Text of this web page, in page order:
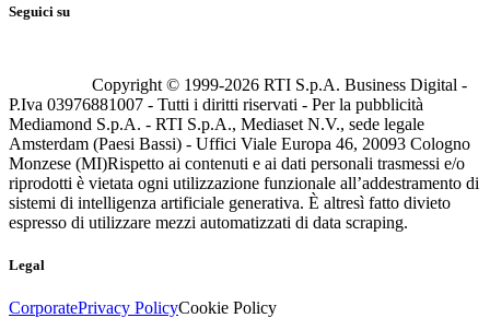
Seguici su
Copyright © 1999-2026 RTI S.p.A. Business Digital -
P.Iva 03976881007 - Tutti i diritti riservati - Per la pubblicità
Mediamond S.p.A. - RTI S.p.A., Mediaset N.V., sede legale
Amsterdam (Paesi Bassi) - Uffici Viale Europa 46, 20093 Cologno
Monzese (MI)Rispetto ai contenuti e ai dati personali trasmessi e/o
riprodotti è vietata ogni utilizzazione funzionale all’addestramento di
sistemi di intelligenza artificiale generativa. È altresì fatto divieto
espresso di utilizzare mezzi automatizzati di data scraping.
Legal
CorporatePrivacy PolicyCookie Policy